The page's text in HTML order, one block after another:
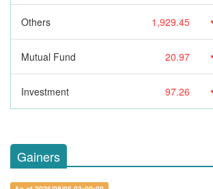
Others 1,929.45
Mutual Fund 20.97
Investment 97.26
Gainers